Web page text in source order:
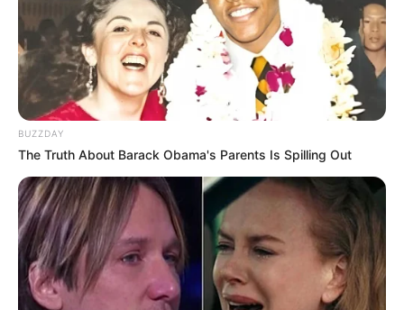
BUZZDAY
The Truth About Barack Obama's Parents Is Spilling Out